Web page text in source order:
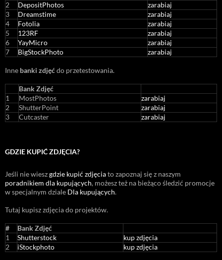
2
DepositPhotos
zarabiaj
3
Dreamstime
zarabiaj
4
Fotolia
zarabiaj
5
123RF
zarabiaj
6
YayMicro
zarabiaj
7
BigStockPhoto zarabiaj
Inne banki zdjęćdo przetestowania.
Bank Zdjęć
1
MostPhotos
zarabiaj
2
ShutterPoint
zarabiaj
3
Cutcaster zarabiaj
GDZIE KUPIĆ ZDJĘCIA?
Jeśli nie wieszgdzie kupić zdjęciato zapoznaj się z naszym
poradnikiem dla kupujących, możesz też na bieżąco śledzić promocje
w specjalnym dziale Dla kupujących.
Tutaj kupisz zdjęcia do projektów.
#
Bank Zdjęć
1
Shutterstock
kup zdjęcia
2
iStockphoto kup zdjęcia